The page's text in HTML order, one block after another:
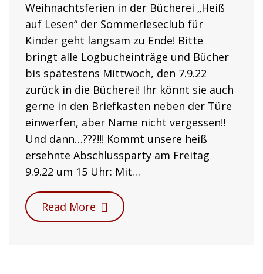
Weihnachtsferien in der Bücherei „Heiß
auf Lesen“ der Sommerleseclub für
Kinder geht langsam zu Ende! Bitte
bringt alle Logbucheinträge und Bücher
bis spätestens Mittwoch, den 7.9.22
zurück in die Bücherei! Ihr könnt sie auch
gerne in den Briefkasten neben der Türe
einwerfen, aber Name nicht vergessen!!
Und dann…???!!! Kommt unsere heiß
ersehnte Abschlussparty am Freitag
9.9.22 um 15 Uhr: Mit…
Read More